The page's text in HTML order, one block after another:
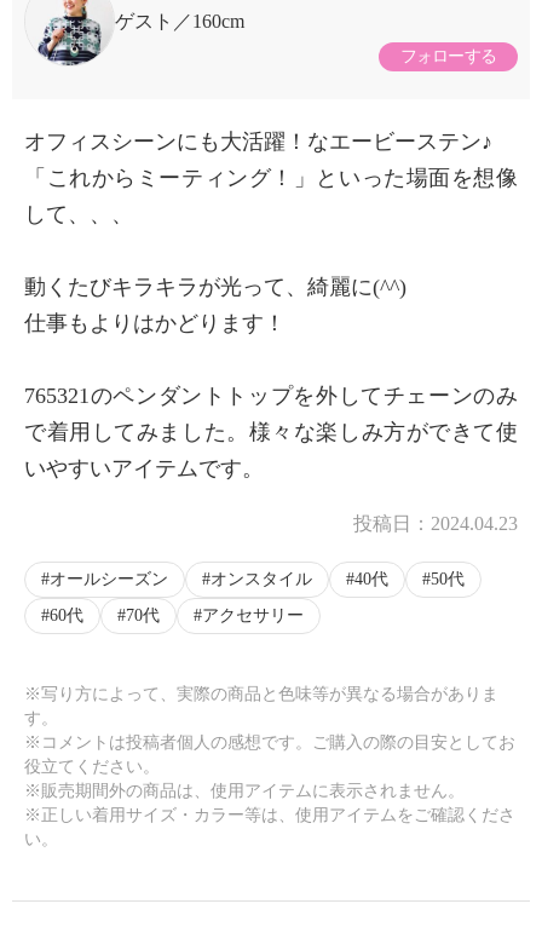
ゲスト
160cm
フォローする
オフィスシーンにも大活躍！なエービーステン♪
「これからミーティング！」といった場面を想像
して、、、
動くたびキラキラが光って、綺麗に(^^)
仕事もよりはかどります！
765321のペンダントトップを外してチェーンのみ
で着用してみました。様々な楽しみ方ができて使
いやすいアイテムです。
投稿日： 2024.04.23
オールシーズン オンスタイル 40代
50代
60代
70代 アクセサリー
※写り方によって、実際の商品と色味等が異なる場合がありま
す。
※コメントは投稿者個人の感想です。ご購入の際の目安としてお
役立てください。
※販売期間外の商品は、使用アイテムに表示されません。
※正しい着用サイズ・カラー等は、使用アイテムをご確認くださ
い。